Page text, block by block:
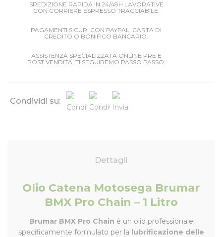
SPEDIZIONE RAPIDA IN 24/48H LAVORATIVE
CON CORRIERE ESPRESSO TRACCIABILE.
PAGAMENTI SICURI CON PAYPAL, CARTA DI
CREDITO O BONIFICO BANCARIO.
ASSISTENZA SPECIALIZZATA ONLINE PRE E
POST VENDITA, TI SEGUIREMO PASSO PASSO.
Condividi su:
Dettagli
Olio Catena Motosega Brumar
BMX Pro Chain – 1 Litro
Brumar BMX Pro Chain è un olio professionale
specificamente formulato per la lubrificazione delle